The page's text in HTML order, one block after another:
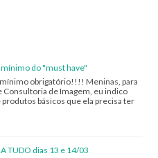
do "must have"
obrigatório!!!! Meninas, para
Consultoria de Imagem, eu indico
básicos que ela precisa ter
TUDO dias 13 e 14/03